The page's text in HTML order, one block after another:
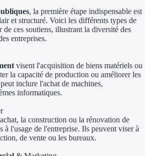
Création
Cession
Aides
Aides sans
, la première étape indispensable est
et structuré. Voici les différents types de
ces soutiens, illustrant la diversité des
entreprises.
visent l'acquisition de biens matériels ou
la capacité de production ou améliorer les
inclure l'achat de machines,
informatiques.
la construction ou la rénovation de
à l'usage de l'entreprise. Ils peuvent viser à
de vente ou les bureaux.